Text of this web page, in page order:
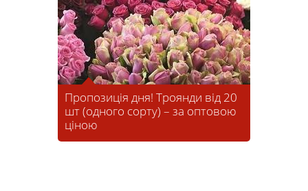
Пропозиція дня! Троянди від 20
шт (одного сорту) – за оптовою
ціною